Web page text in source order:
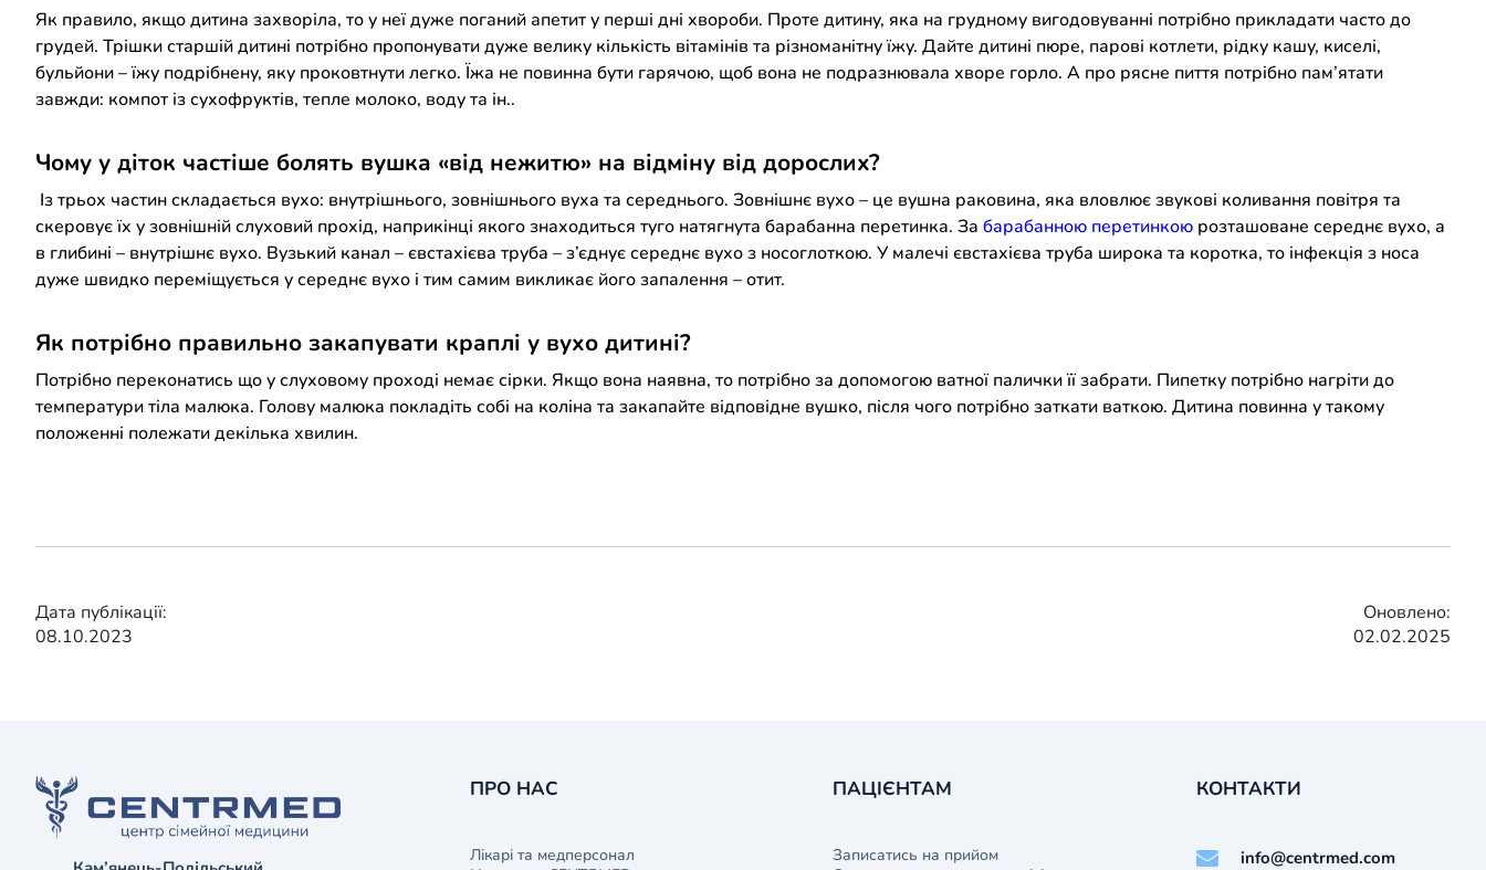
Як правило, якщо дитина захворіла, то у неї дуже поганий апетит у перші дні хвороби. Проте дитину, яка на грудному вигодовуванні потрібно прикладати часто до
грудей. Трішки старшій дитині потрібно пропонувати дуже велику кількість вітамінів та різноманітну їжу. Дайте дитині пюре, парові котлети, рідку кашу, киселі,
бульйони – їжу подрібнену, яку проковтнути легко. Їжа не повинна бути гарячою, щоб вона не подразнювала хворе горло. А про рясне пиття потрібно пам’ятати
завжди: компот із сухофруктів, тепле молоко, воду та ін..
Чому у діток частіше болять вушка «від нежитю» на відміну від дорослих?
Із трьох частин складається вухо: внутрішнього, зовнішнього вуха та середнього. Зовнішнє вухо – це вушна раковина, яка вловлює звукові коливання повітря та
скеровує їх у зовнішній слуховий прохід, наприкінці якого знаходиться туго натягнута барабанна перетинка. За барабанною перетинкою розташоване середнє вухо, а
в глибині – внутрішнє вухо. Вузький канал – євстахієва труба – з’єднує середнє вухо з носоглоткою. У малечі євстахієва труба широка та коротка, то інфекція з носа
дуже швидко переміщується у середнє вухо і тим самим викликає його запалення – отит.
Як потрібно правильно закапувати краплі у вухо дитині?
Потрібно переконатись що у слуховому проході немає сірки. Якщо вона наявна, то потрібно за допомогою ватної палички її забрати. Пипетку потрібно нагріти до
температури тіла малюка. Голову малюка покладіть собі на коліна та закапайте відповідне вушко, після чого потрібно заткати ваткою. Дитина повинна у такому
положенні полежати декілька хвилин.
Дата публікації:
08.10.2023
Оновлено:
02.02.2025
ПРО НАС
Лікарі та медперсонал
ПАЦІЄНТАМ
Записатись на прийом
КОНТАКТИ
info@centrmed.com